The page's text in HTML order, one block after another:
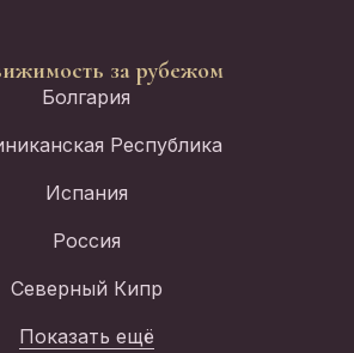
за рубежом
Болгария
Республика
Испания
Россия
Северный Кипр
Показать ещё